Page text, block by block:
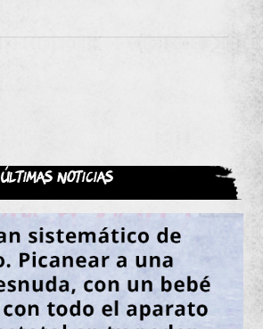
Últimas noticias